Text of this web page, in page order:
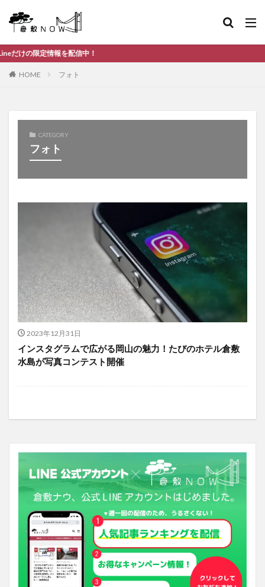
を配信中！
HOME フォト
CATEGORY
フォト
2023年12月31日
インスタグラムで広がる岡山の魅力！たびのホテル倉敷
水島が写真コンテスト開催